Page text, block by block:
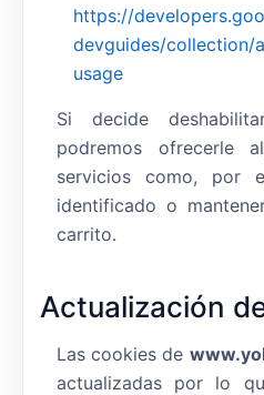
https://
devguides/collection/
usage
Si decide
podremos ofrecerle
servicios como, por
identificado o
carrito.
Actualización
Las cookies de
actualizadas por lo